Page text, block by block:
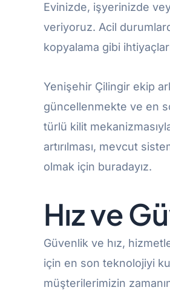
Evinizde, işyerinizde
veriyoruz. Acil
kopyalama gibi
Yenişehir Çilingir ekip
güncellenmekte ve en
türlü kilit
artırılması, mevcut
olmak için buradayız.
Hız ve
Güvenlik ve hız,
için en son teknolojiyi
müşterilerimizin